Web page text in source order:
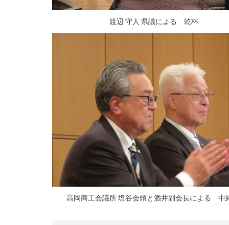
渡辺 守人 県議による 乾杯
高岡商工会議所 塩谷会頭と酒井副会長による 中